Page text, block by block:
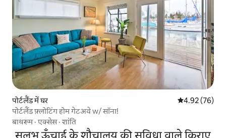
पोर्टलैंड में घर औसत रेटिंग 5 में
4.92 (76)
पोर्टलैंड फ़्लोटिंग होम गेटअवे w/ सॉना!
बाथरूम·एक्सेस·शांति
सुलभ ऊँचाई के शौचालय की सुविधा वाले किराए